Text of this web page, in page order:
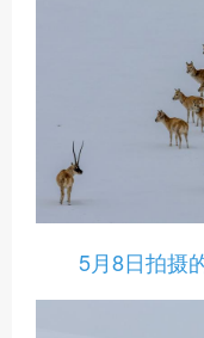
5月8日拍摄的